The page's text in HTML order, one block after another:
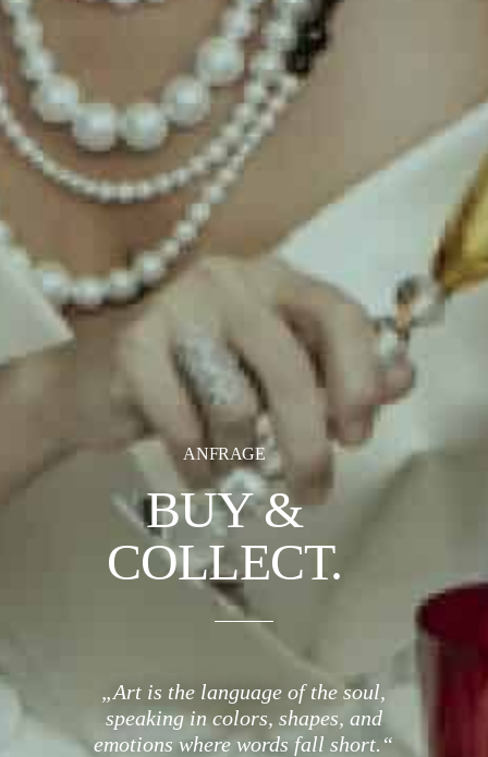
ANFRAGE
BUY &
COLLECT.
„Art is the language of the soul,
speaking in colors, shapes, and
emotions where words fall short.“